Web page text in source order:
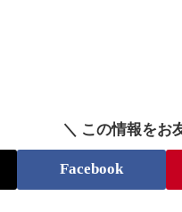
＼ この情報をお
Facebook